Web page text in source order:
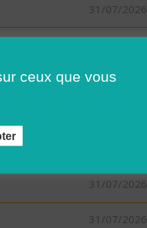
31/07/2026
31/07/2026
31/07/2026
31/07/2026
ceux que vous